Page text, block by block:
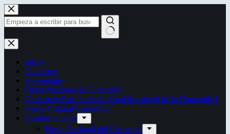
Saltar
al
contenido
Sin
resultados
Inicio
Contactos
Autoridades
Fiesta Nacional del Chamamé
Chamamé: Patrimonio Cultural Inmaterial de la Humanidad
Censo Cultural Correntino
Eventos anuales
Fiesta Nacional del Chamamé